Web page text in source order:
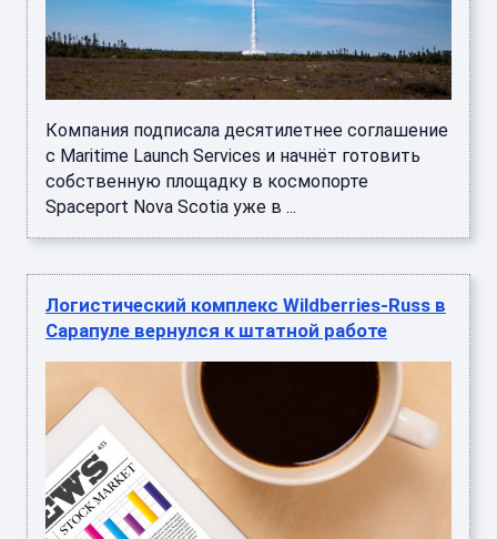
Компания подписала десятилетнее соглашение
с Maritime Launch Services и начнёт готовить
собственную площадку в космопорте
Spaceport Nova Scotia уже в ...
Логистический комплекс Wildberries-Russ в
Сарапуле вернулся к штатной работе